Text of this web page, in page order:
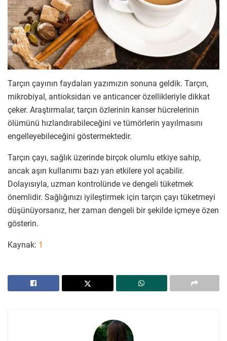
Tarçın çayının faydaları yazımızın sonuna geldik. Tarçın,
mikrobiyal, antioksidan ve anticancer özellikleriyle dikkat
çeker. Araştırmalar, tarçın özlerinin kanser hücrelerinin
ölümünü hızlandırabileceğini ve tümörlerin yayılmasını
engelleyebileceğini göstermektedir.
Tarçın çayı, sağlık üzerinde birçok olumlu etkiye sahip,
ancak aşırı kullanımı bazı yan etkilere yol açabilir.
Dolayısıyla, uzman kontrolünde ve dengeli tüketmek
önemlidir. Sağlığınızı iyileştirmek için tarçın çayı tüketmeyi
düşünüyorsanız, her zaman dengeli bir şekilde içmeye özen
gösterin.
Kaynak: 1